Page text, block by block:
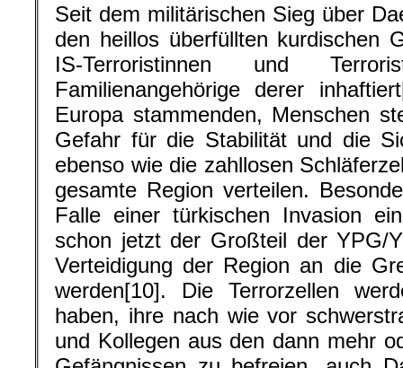
Seit dem militärischen Sieg über
den heillos überfüllten kurdischen
IS-Terroristinnen und
Familienangehörige derer
Europa stammenden, Menschen
Gefahr für die Stabilität und die
ebenso wie die zahllosen
gesamte Region verteilen.
Falle einer türkischen Invasion
schon jetzt der Großteil der YPG/
Verteidigung der Region an die
werden[10]. Die Terrorzellen
haben, ihre nach wie vor
und Kollegen aus den dann mehr